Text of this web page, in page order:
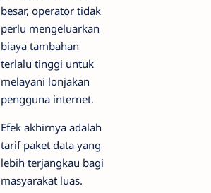
besar, operator tidak
perlu mengeluarkan
biaya tambahan
terlalu tinggi untuk
melayani lonjakan
pengguna internet.
Efek akhirnya adalah
tarif paket data yang
lebih terjangkau bagi
masyarakat luas.